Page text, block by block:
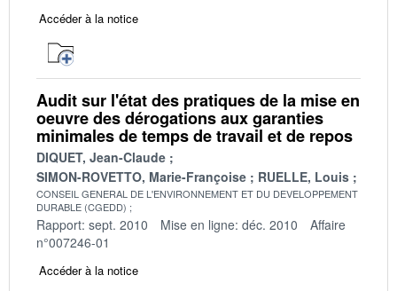
Accéder à la notice
Audit sur l'état des pratiques de la mise en
oeuvre des dérogations aux garanties
minimales de temps de travail et de repos
DIQUET, Jean-Claude
SIMON-ROVETTO, Marie-Françoise
RUELLE, Louis
CONSEIL GENERAL DE L'ENVIRONNEMENT ET DU DEVELOPPEMENT
DURABLE (CGEDD)
Rapport: sept. 2010 Mise en ligne: déc. 2010
Affaire
n°007246-01
Accéder à la notice